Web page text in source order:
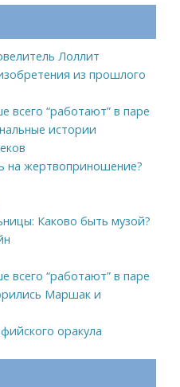
Лоллит
из прошлого
всего “работают” в паре
истории
на жертвоприношение?
Каково быть музой?
всего “работают” в паре
Маршак и
оракула